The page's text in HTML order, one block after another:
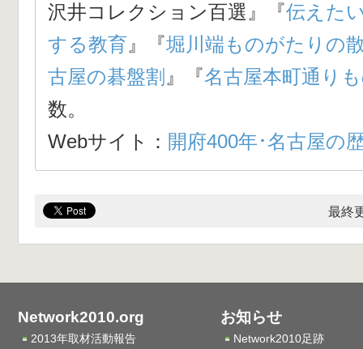
沢井コレクション百選 』『伝えた
する教育 』『堀川端ものがたりの
古屋の碁盤割 』『名古屋本町通り
数。
Webサイト： 開府400年･名古屋の
最終
Network2010.org
2013年取材活動報告
お知らせ
Network2010足跡